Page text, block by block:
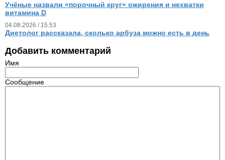
Учёные назвали «порочный круг» ожирения и нехватки
витамина D
04.08.2026 / 15.53
Диетолог рассказала, сколько арбуза можно есть в день
Добавить комментарий
Имя
Сообщение